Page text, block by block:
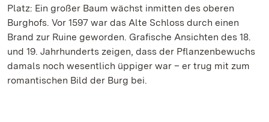
Platz: Ein großer Baum wächst inmitten des oberen
Burghofs. Vor 1597 war das Alte Schloss durch einen
Brand zur Ruine geworden. Grafische Ansichten des 18.
und 19. Jahrhunderts zeigen, dass der Pflanzenbewuchs
damals noch wesentlich üppiger war – er trug mit zum
romantischen Bild der Burg bei.